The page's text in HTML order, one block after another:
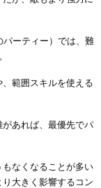
ーティー）では、難
範囲スキルを使える
あれば、最優先でパ
なくなることが多い
大きく影響するコン